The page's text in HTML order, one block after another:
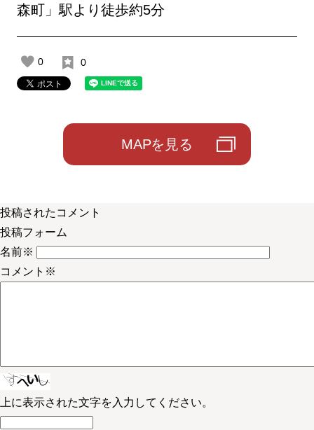
森町」駅より徒歩約5分
0 0
MAPを見る
投稿されたコメント
投稿フォーム
名前※
コメント ※
上に表示された文字を入力してください。